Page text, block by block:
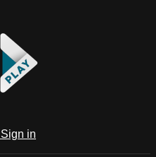
Sign in